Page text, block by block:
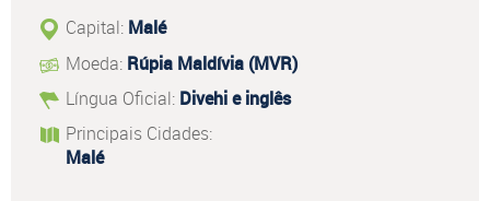
Capital: Malé
Moeda: Rúpia Maldívia (MVR)
Língua Oficial: Divehi e inglês
Principais Cidades:
Malé